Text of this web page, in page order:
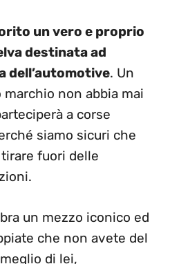
un vero e proprio
destinata ad
dell’automotive. Un
non abbia mai
a corse
siamo sicuri che
fuori delle
un mezzo iconico ed
che non avete del
di lei,